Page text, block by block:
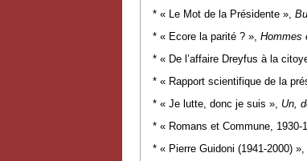
* « Le Mot de la Présidente »,
* « Ecore la parité ? », Hommes
* « De l’affaire Dreyfus à la
* « Rapport scientifique de la
* « Je lutte, donc je suis », Un,
* « Romans et Commune, 1930-
* « Pierre Guidoni (1941-2000) »,